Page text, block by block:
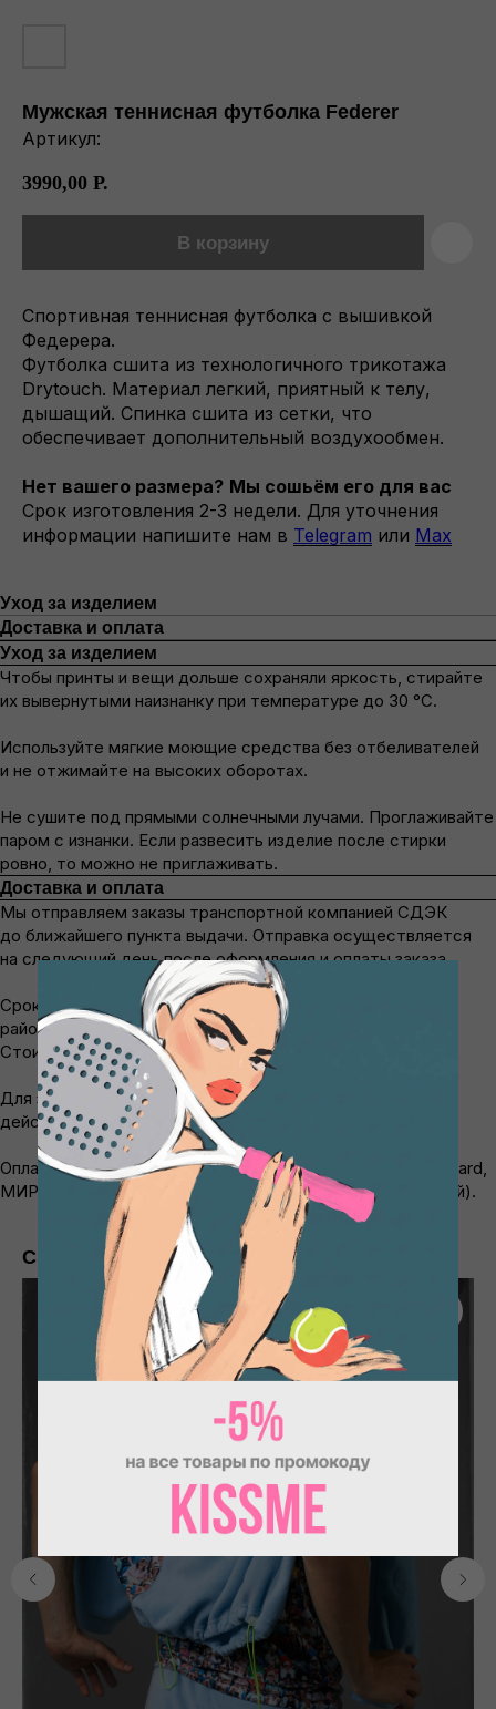
Мужская теннисная футболка Federer
Артикул:
3990,00 Р.
В корзину
Спортивная теннисная футболка с вышивкой
Федерера.
Футболка сшита из технологичного трикотажа
Drytouch. Материал легкий, приятный к телу,
дышащий. Спинка сшита из сетки, что
обеспечивает дополнительный воздухообмен.
Нет вашего размера? Мы сошьём его для вас
Срок изготовления 2-3 недели. Для уточнения
информации напишите нам в Telegram или Max
Уход за изделием
Доставка и оплата
Уход за изделием
Чтобы принты и вещи дольше сохраняли яркость, стирайте
их вывернутыми наизнанку при температуре до 30 °C.
Используйте мягкие моющие средства без отбеливателей
и не отжимайте на высоких оборотах.
Не сушите под прямыми солнечными лучами. Проглаживайте
паром с изнанки. Если развесить изделие после стирки
ровно, то можно не приглаживать.
Доставка и оплата
Мы отправляем заказы транспортной компанией СДЭК
до ближайшего пункта выдачи. Отправка осуществляется
на следующий день после оформления и оплаты заказа.
Срок доставки от 3 до 10 дней. Для отдалённых
районов РФ срок может увеличиться до 21−30 дней.
Стоимость рассчитывается на основе тарифов СДЭК.
Для заказов в Москве в пределах Бульварного кольца
действует бесплатная доставка.
Оплатить заказ можно банковской картой (Visa, MasterCard,
МИР) и через систему СБП (Система быстрых платежей).
Смотрите также
Отзывы
info@smotrinamyach.ru
+7 (977) 453-17-88
ПОкупателям